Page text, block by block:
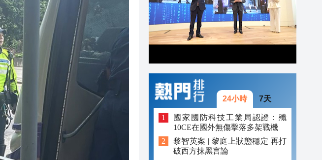
20:42
20:40
24小時 7天
國家國防科技工業局認證：殲
10CE在國外無傷擊落多架戰機
黎智英案 | 黎庭上狀態穩定 再打
破西方抹黑言論